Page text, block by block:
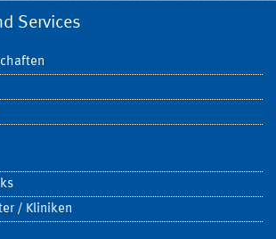
Services
/ Kliniken